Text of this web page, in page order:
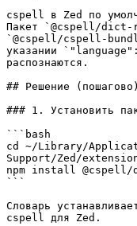
cspell в Zed по
Пакет `@cspell/dict-
`@cspell/cspell-
указании
распознаются.
## Решение (пошагово)
### 1. Установить
```bash
cd ~/Library/
Support/Zed/
npm install
```
Словарь
cspell для Zed.